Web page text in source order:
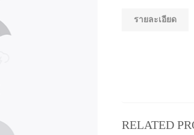
รายละเอียด
RELATED